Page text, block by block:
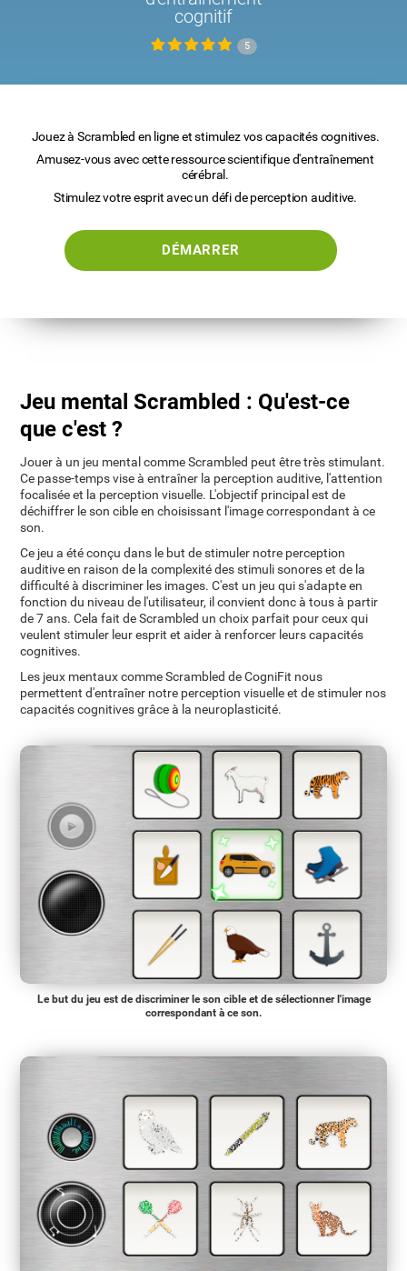
cognitif
5
Jouez à Scrambled en ligne et stimulez vos capacités cognitives.
Amusez-vous avec cette ressource scientifique d'entraînement
cérébral.
Stimulez votre esprit avec un défi de perception auditive.
DÉMARRER
Jeu mental Scrambled : Qu'est-ce
que c'est ?
Jouer à un jeu mental comme Scrambled peut être très stimulant.
Ce passe-temps vise à entraîner la perception auditive, l'attention
focalisée et la perception visuelle. L'objectif principal est de
déchiffrer le son cible en choisissant l'image correspondant à ce
son.
Ce jeu a été conçu dans le but de stimuler notre perception
auditive en raison de la complexité des stimuli sonores et de la
difficulté à discriminer les images. C'est un jeu qui s'adapte en
fonction du niveau de l'utilisateur, il convient donc à tous à partir
de 7 ans. Cela fait de Scrambled un choix parfait pour ceux qui
veulent stimuler leur esprit et aider à renforcer leurs capacités
cognitives.
Les jeux mentaux comme Scrambled de CogniFit nous
permettent d'entraîner notre perception visuelle et de stimuler nos
capacités cognitives grâce à la neuroplasticité.
Le but du jeu est de discriminer le son cible et de sélectionner l'image
correspondant à ce son.